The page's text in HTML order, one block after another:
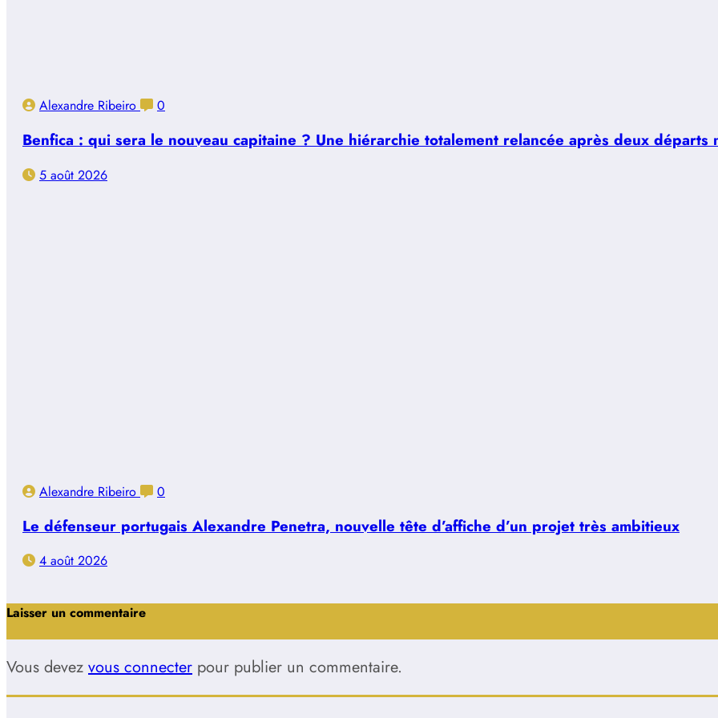
Alexandre Ribeiro 0
Benfica : qui sera le nouveau capitaine ? Une hiérarchie totalement relancée après deux départs
5 août 2026
Alexandre Ribeiro 0
Le défenseur portugais Alexandre Penetra, nouvelle tête d’affiche d’un projet très ambitieux
4 août 2026
Laisser un commentaire
Vous devez vous connecter pour publier un commentaire.